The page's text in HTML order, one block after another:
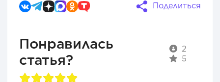
Поделиться
Понравилась
статья?
2
5